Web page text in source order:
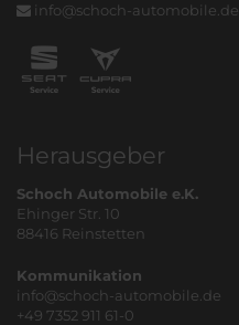
info@schoch-automobile.de
Herausgeber
Schoch Automobile e.K.
Ehinger Str. 10
88416 Reinstetten
Kommunikation
info@schoch-automobile.de
+49 7352 911 61-0